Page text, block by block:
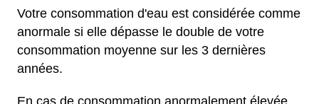
Votre consommation d'eau est considérée comme
anormale si elle dépasse le double de votre
consommation moyenne sur les 3 dernières
années.
En cas de consommation anormalement élevée,